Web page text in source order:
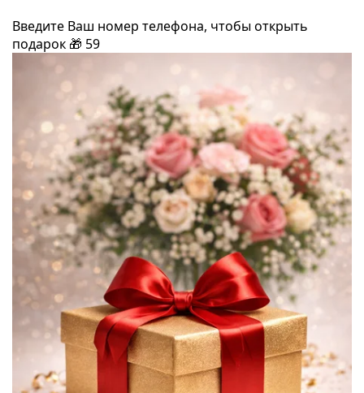
Введите Ваш номер телефона, чтобы открыть
подарок 🎁 59